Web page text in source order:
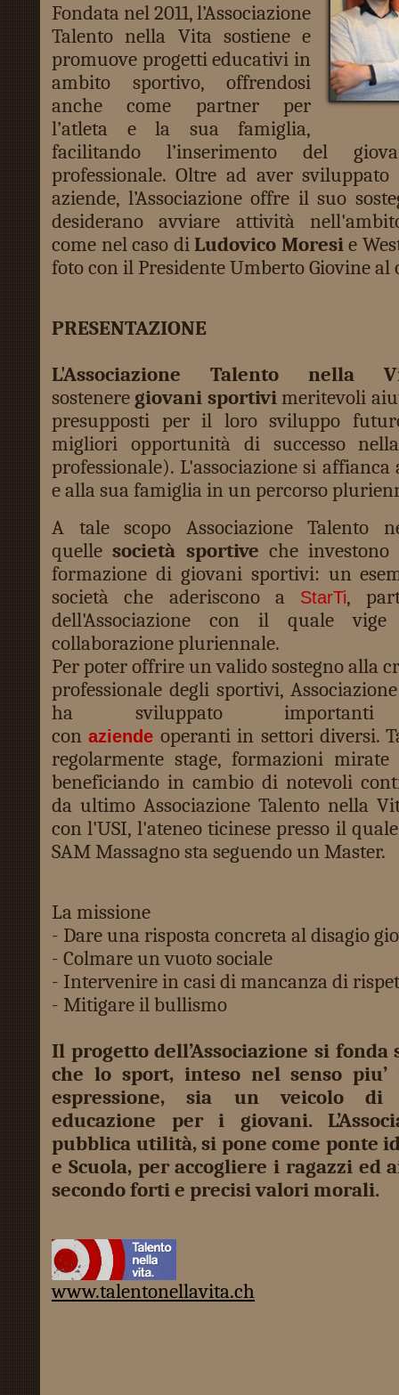
Fondata nel 2011, l’Associazione
Talento nella Vita sostiene e
promuove progetti educativi in
ambito sportivo, offrendosi
anche come partner per
l’atleta e la sua famiglia,
facilitando l’inserimento del
professionale. Oltre ad aver
aziende, l’Associazione offre il suo
desiderano avviare attività
come nel caso diLudovico Moresie
foto con il Presidente Umberto Giovine al
PRESENTAZIONE
L'Associazione Talento nella
sostenere giovani sportivimeritevoli
presupposti per il loro sviluppo
migliori opportunità di successo
professionale). L'associazione si
e alla sua famiglia in un percorso
A tale scopo Associazione Talento
quellesocietà sportive che
formazione di giovani sportivi: un
società che aderiscono a
StarTi,
dell'Associazione con il quale
collaborazione pluriennale.
Per poter offrire un valido sostegno alla
professionale degli sportivi,
ha sviluppato importanti
conaziende operanti in settori diversi.
regolarmente stage, formazioni
beneficiando in cambio di notevoli
da ultimo Associazione Talento nella
con l'USI, l'ateneo ticinese presso il
SAM Massagno sta seguendo un Master.
La missione
- Dare una risposta concreta al disagio
- Colmare un vuoto sociale
- Intervenire in casi di mancanza di
- Mitigare il bullismo
Il progetto dell’Associazione si
che lo sport, inteso nel senso
espressione, sia un veicolo di
educazione per i giovani.
pubblica utilità, si pone come ponte
e Scuola, per accogliere i ragazzi ed
secondo forti e precisi valori morali.
www.talentonellavita.ch